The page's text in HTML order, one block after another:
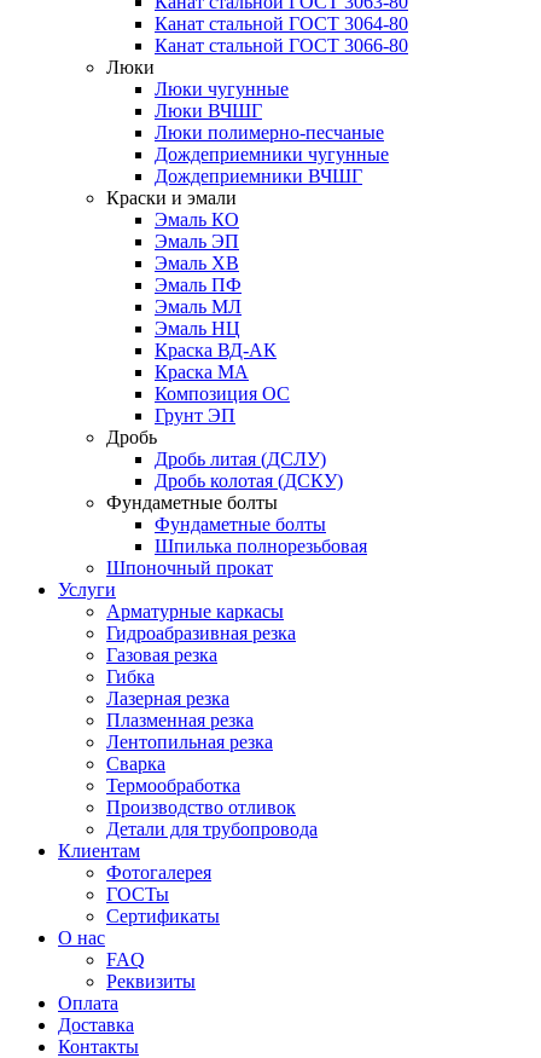
Канат стальной ГОСТ 3064-80
Канат стальной ГОСТ 3066-80
Люки
Люки чугунные
Люки ВЧШГ
Люки полимерно-песчаные
Дождеприемники чугунные
Дождеприемники ВЧШГ
Краски и эмали
Эмаль КО
Эмаль ЭП
Эмаль ХВ
Эмаль ПФ
Эмаль МЛ
Эмаль НЦ
Краска ВД-АК
Краска МА
Композиция ОС
Грунт ЭП
Дробь
Дробь литая (ДСЛУ)
Дробь колотая (ДСКУ)
Фундаметные болты
Фундаметные болты
Шпилька полнорезьбовая
Шпоночный прокат
Услуги
Арматурные каркасы
Гидроабразивная резка
Газовая резка
Гибка
Лазерная резка
Плазменная резка
Лентопильная резка
Сварка
Термообработка
Производство отливок
Детали для трубопровода
Клиентам
Фотогалерея
ГОСТы
Сертификаты
О нас
FAQ
Реквизиты
Оплата
Доставка
Контакты